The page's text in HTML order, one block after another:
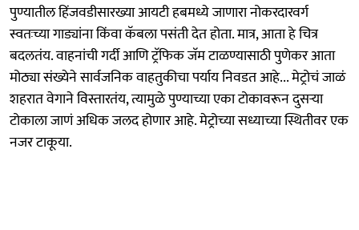
पुण्यातील हिंजवडीसारख्या आयटी हबमध्ये जाणारा नोकरदारवर्ग
स्वतःच्या गाड्यांना किंवा कॅबला पसंती देत होता. मात्र, आता हे चित्र
बदलतंय. वाहनांची गर्दी आणि ट्रॅफिक जॅम टाळण्यासाठी पुणेकर आता
मोठ्या संख्येने सार्वजनिक वाहतुकीचा पर्याय निवडत आहे... मेट्रोचं जाळं
शहरात वेगाने विस्तारतंय, त्यामुळे पुण्याच्या एका टोकावरून दुसऱ्या
टोकाला जाणं अधिक जलद होणार आहे. मेट्रोच्या सध्याच्या स्थितीवर एक
नजर टाकूया.